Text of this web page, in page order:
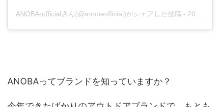
ANOBA-officialさん(@anobaofficial)がシェアした投稿 - 2019年 8月月2日午後9時38分PDT
ANOBAってブランドを知っていますか？